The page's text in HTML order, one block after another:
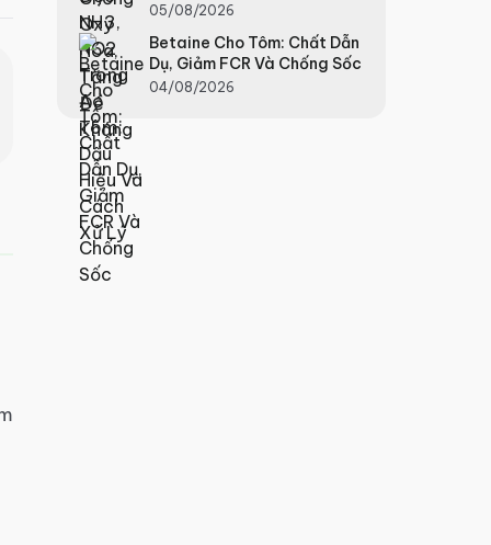
Lý
05/08/2026
Betaine Cho Tôm: Chất Dẫn
Dụ, Giảm FCR Và Chống Sốc
04/08/2026